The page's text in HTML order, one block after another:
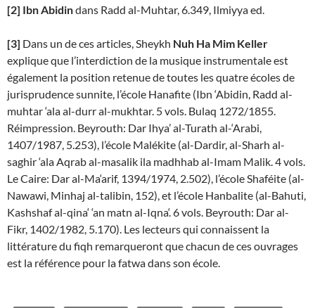
[2] Ibn Abidindans Radd al-Muhtar, 6.349, Ilmiyya ed.
[3] Dans un de ces articles, Sheykh Nuh Ha Mim Keller
explique que l’interdiction de la musique instrumentale est
également la position retenue de toutes les quatre écoles de
jurisprudence sunnite, l’école Hanafite (Ibn ‘Abidin, Radd al-
muhtar ‘ala al-durr al-mukhtar. 5 vols. Bulaq 1272/1855.
Réimpression. Beyrouth: Dar Ihya’ al-Turath al-‘Arabi,
1407/1987, 5.253), l’école Malékite (al-Dardir, al-Sharh al-
saghir ‘ala Aqrab al-masalik ila madhhab al-Imam Malik. 4 vols.
Le Caire: Dar al-Ma‘arif, 1394/1974, 2.502), l’école Shaféite (al-
Nawawi, Minhaj al-talibin, 152), et l’école Hanbalite (al-Bahuti,
Kashshaf al-qina‘ ‘an matn al-Iqna‘. 6 vols. Beyrouth: Dar al-
Fikr, 1402/1982, 5.170). Les lecteurs qui connaissent la
littérature du fiqh remarqueront que chacun de ces ouvrages
est la référence pour la fatwa dans son école.